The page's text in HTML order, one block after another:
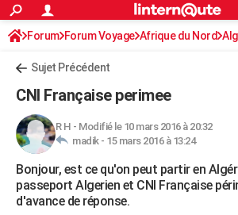
ACTUALITÉS
Politique
Société
Faits Divers
Education
Monde
Villes
+
FINANCE
Retraite
Impôts
Epargne
Immobilier
Risques naturels par ville
Banque
Assurance
Crédit
AUTO
Essais
Réserver un essai
Citadines
Berlines
SUV
Forum auto
+HIGH-TECH
Mobiles
Meilleur smartphone
Internet
Ordinateurs
Jeux vidéo
Guide high-tech
+
S'inscrire
Connexion
Forum Forum Voyage Afrique du Nord
Sujet Précédent
CNI Française perimee
R H - Modifié le 10 mars 2016 à 20:32
madik - 15 mars 2016 à 13:24
Bonjour, est ce qu'on peut partir en
passeport Algerien et CNI Française
d'avance de réponse.